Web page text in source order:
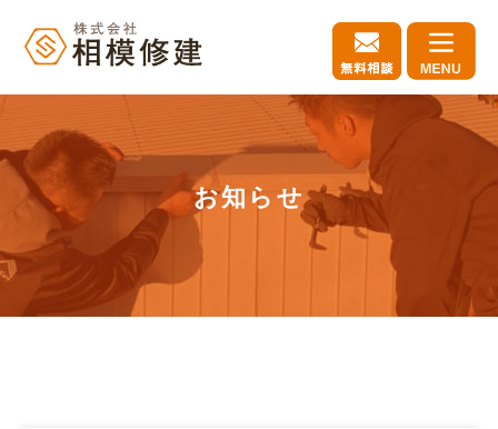
お知らせ